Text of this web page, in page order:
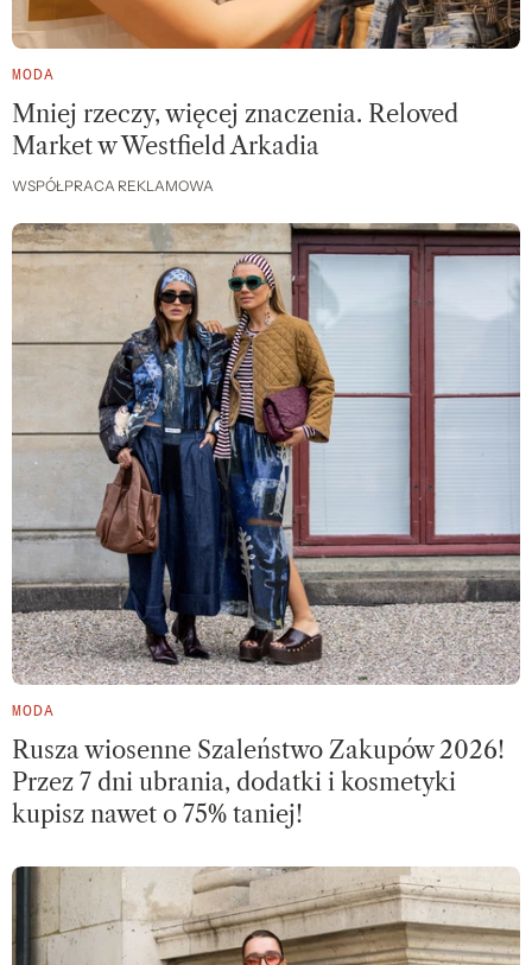
MODA
Mniej rzeczy, więcej znaczenia. Reloved
Market w Westfield Arkadia
WSPÓŁPRACA REKLAMOWA
MODA
Rusza wiosenne Szaleństwo Zakupów 2026!
Przez 7 dni ubrania, dodatki i kosmetyki
kupisz nawet o 75% taniej!